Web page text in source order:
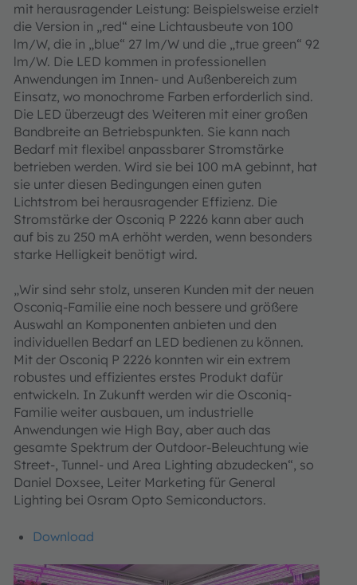
mit herausragender Leistung: Beispielsweise erzielt
die Version in „red“ eine Lichtausbeute von 100
lm/W, die in „blue“ 27 lm/W und die „true green“ 92
lm/W. Die LED kommen in professionellen
Anwendungen im Innen- und Außenbereich zum
Einsatz, wo monochrome Farben erforderlich sind.
Die LED überzeugt des Weiteren mit einer großen
Bandbreite an Betriebspunkten. Sie kann nach
Bedarf mit flexibel anpassbarer Stromstärke
betrieben werden. Wird sie bei 100 mA gebinnt, hat
sie unter diesen Bedingungen einen guten
Lichtstrom bei herausragender Effizienz. Die
Stromstärke der Osconiq P 2226 kann aber auch
auf bis zu 250 mA erhöht werden, wenn besonders
starke Helligkeit benötigt wird.
„Wir sind sehr stolz, unseren Kunden mit der neuen
Osconiq-Familie eine noch bessere und größere
Auswahl an Komponenten anbieten und den
individuellen Bedarf an LED bedienen zu können.
Mit der Osconiq P 2226 konnten wir ein extrem
robustes und effizientes erstes Produkt dafür
entwickeln. In Zukunft werden wir die Osconiq-
Familie weiter ausbauen, um industrielle
Anwendungen wie High Bay, aber auch das
gesamte Spektrum der Outdoor-Beleuchtung wie
Street-, Tunnel- und Area Lighting abzudecken“, so
Daniel Doxsee, Leiter Marketing für General
Lighting bei Osram Opto Semiconductors.
Download